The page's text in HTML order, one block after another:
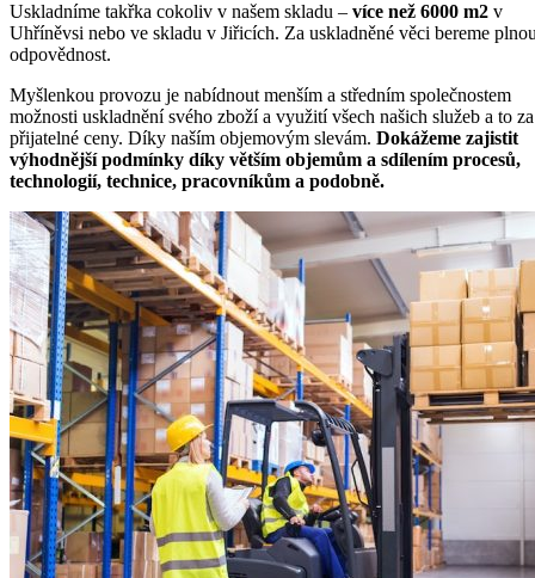
Uskladníme takřka cokoliv v našem skladu – více než 6000 m2 v
Uhříněvsi nebo ve skladu v Jiřicích. Za uskladněné věci bereme
odpovědnost.
Myšlenkou provozu je nabídnout menším a středním společnostem
možnosti uskladnění svého zboží a využití všech našich služeb a to za
přijatelné ceny. Díky naším objemovým slevám. Dokážeme zajistit
výhodnější podmínky díky větším objemům a sdílením procesů,
technologií, technice, pracovníkům a podobně.